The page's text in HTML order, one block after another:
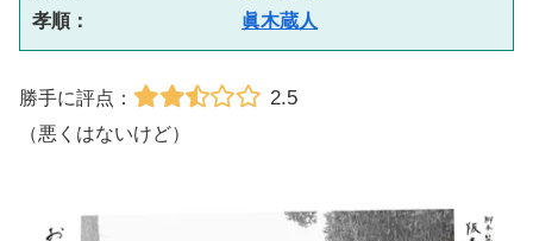
孝順： 眞木蔵人
勝手に評点： 2.5
（悪くはないけど）